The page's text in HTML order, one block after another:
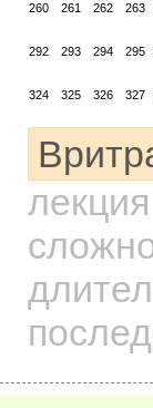
260 261 262 263
292 293 294 295
324 325 326 327